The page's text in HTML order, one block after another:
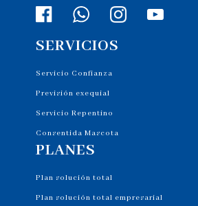
SERVICIOS
Servicio Confianza
Previsión exequial
Servicio Repentino
Consentida Mascota
PLANES
Plan solución total
Plan solución total empresarial